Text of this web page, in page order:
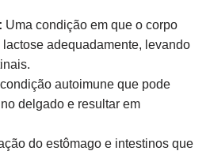
Uma condição em que o corpo
adequadamente, levando
autoimune que pode
delgado e resultar em
do estômago e intestinos que